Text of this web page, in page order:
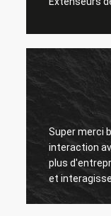
Super merci
interaction
plus
et